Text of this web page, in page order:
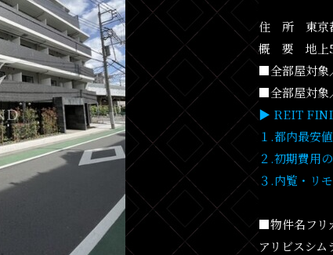
住 所 東京
概 要 地上5
■全部屋対象
■全部屋対象
▶ REIT FIND
１.都内最安
２.初期費用
３.内覧・リ
■物件名フリ
アリビスシム